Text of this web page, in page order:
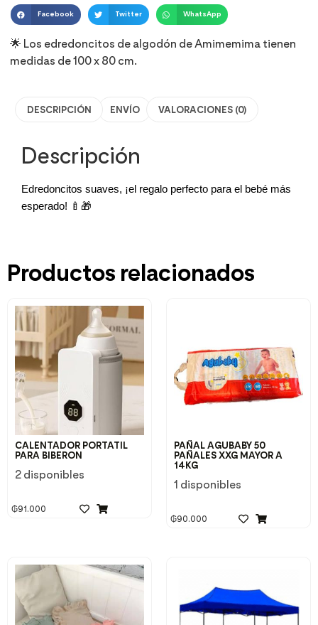
Facebook Twitter WhatsApp
🌟 Los edredoncitos de algodón de Amimemima tienen
medidas de 100 x 80 cm.
DESCRIPCIÓN ENVÍO VALORACIONES (0)
Descripción
Edredoncitos suaves, ¡el regalo perfecto para el bebé más
esperado! 🍼🎁
Productos relacionados
CALENTADOR PORTATIL
PARA BIBERON
2 disponibles
₲91.000
PAÑAL AGUBABY 50
PAÑALES XXG MAYOR A
14KG
1 disponibles
₲90.000